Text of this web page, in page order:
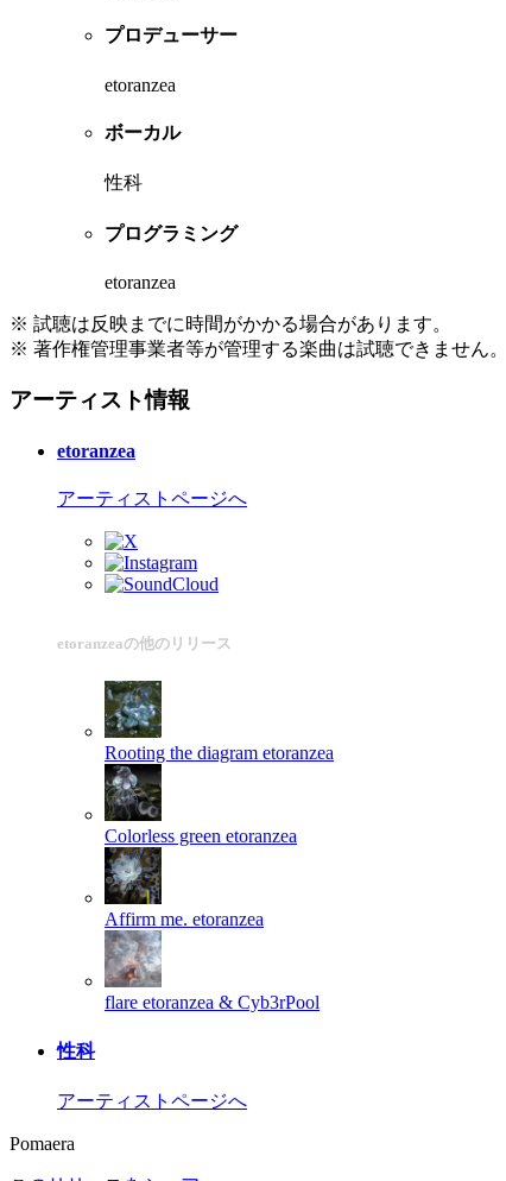
プロデューサー
etoranzea
ボーカル
性科
プログラミング
etoranzea
※ 試聴は反映までに時間がかかる場合があります。
※ 著作権管理事業者等が管理する楽曲は試聴できません。
アーティスト情報
etoranzea
アーティストページへ
etoranzeaの他のリリース
Rooting the diagram etoranzea
Colorless green etoranzea
Affirm me. etoranzea
flare etoranzea & Cyb3rPool
性科
アーティストページへ
Pomaera